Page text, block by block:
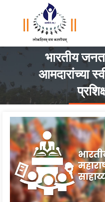
भारतीय जनता
आमदारांच्याYou